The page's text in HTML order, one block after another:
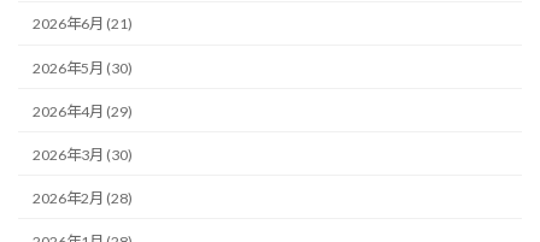
2026年6月 (21)
2026年5月 (30)
2026年4月 (29)
2026年3月 (30)
2026年2月 (28)